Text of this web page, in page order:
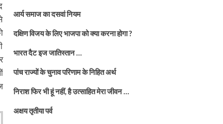
आर्य समाज का दसवां नियम
दक्षिण विजय के लिए भाजपा को क्या करना होगा ?
भारत दैट इज जातिस्तान …
पांच राज्यों के चुनाव परिणाम के निहित अर्थ
निराश फिर भी हूं नहीं, है उत्साहित मेरा जीवन …
अक्षय तृतीया पर्व